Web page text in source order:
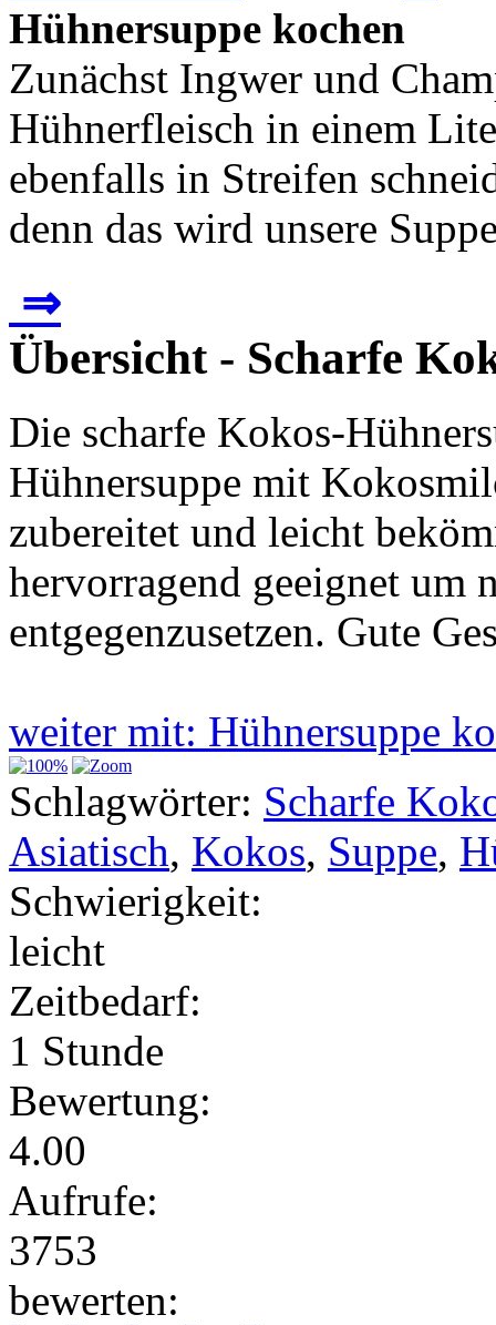
Hühnersuppe kochen
Zunächst Ingwer und
Hühnerfleisch in einem
ebenfalls in Streifen
denn das wird unsere
⇒
Übersicht - Scharfe
Die scharfe Kokos-
Hühnersuppe mit
zubereitet und leicht
hervorragend geeignet um
entgegenzusetzen. Gute
weiter mit: Hühnersuppe
Schlagwörter: Scharfe
Asiatisch, Kokos, Suppe,
Schwierigkeit:
leicht
Zeitbedarf:
1 Stunde
Bewertung:
4.00
Aufrufe:
3753
bewerten: